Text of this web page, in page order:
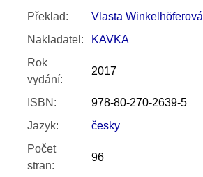
Překlad:
Vlasta Winkelhöferová
Nakladatel :
KAVKA
Rok
vydání:
2017
ISBN :
978-80-270-2639-5
Jazyk:
česky
Počet
stran:
96